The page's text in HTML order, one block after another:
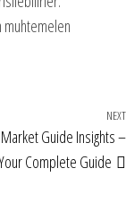
muhtemelen
NEXT
Guide Insights –
Complete Guide